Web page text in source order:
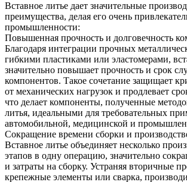
Вставное литье дает значительные
преимущества, делая его очень
промышленности:
Повышенная прочность и долговечность
Благодаря интеграции прочных
гибкими пластиками или эластомерами,
значительно повышает прочность и срок
компонентов. Такое сочетание защищает
от механических нагрузок и продлевает
что делает компоненты, полученные
литья, идеальными для требовательных
автомобильной, медицинской и
Сокращение времени сборки и
Вставное литье объединяет несколько
этапов в одну операцию, значительно
и затраты на сборку. Устраняя вторичные
крепежные элементы или сварка,